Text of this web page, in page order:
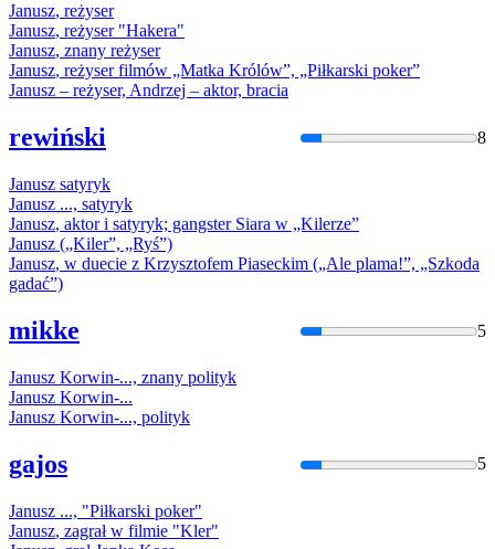
Janusz, reżyser
Janusz, reżyser "Hakera"
Janusz, znany reżyser
Janusz, reżyser filmów „Matka Królów”, „Piłkarski poker”
Janusz – reżyser, Andrzej – aktor, bracia
rewiński 8
Janusz satyryk
Janusz ..., satyryk
Janusz, aktor i satyryk; gangster Siara w „Kilerze”
Janusz („Kiler”, „Ryś”)
Janusz, w duecie z Krzysztofem Piaseckim („Ale plama!”, „Szkoda
gadać”)
mikke 5
Janusz Korwin-..., znany polityk
Janusz Korwin-...
Janusz Korwin-..., polityk
gajos 5
Janusz ..., "Piłkarski poker"
Janusz, zagrałw filmie "Kler"